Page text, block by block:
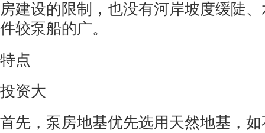
房建设的限制，也没有河岸坡度缓陡
件较泵船的广。
特点
投资大
首先，泵房地基优先选用天然地基，